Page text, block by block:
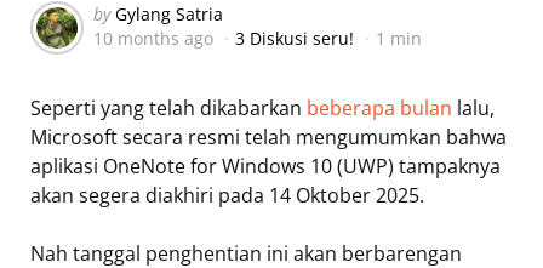
Posted
by
by Gylang Satria
10 months ago
3 Diskusi seru! 1 min
Seperti yang telah dikabarkan beberapa bulan lalu,
Microsoft secara resmi telah mengumumkan bahwa
aplikasi OneNote for Windows 10 (UWP) tampaknya
akan segera diakhiri pada 14 Oktober 2025.
Nah tanggal penghentian ini akan berbarengan